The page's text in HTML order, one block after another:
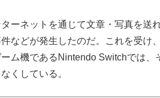
ーネットを通じて文章・写真を送
などが発生したのだ。これを受け
ム機であるNintendo Switchでは
くしている。